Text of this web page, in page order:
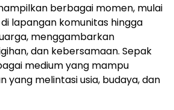
berbagai momen, mulai
lapangan komunitas hingga
menggambarkan
dan kebersamaan. Sepak
medium yang mampu
yang melintasi usia, budaya, dan